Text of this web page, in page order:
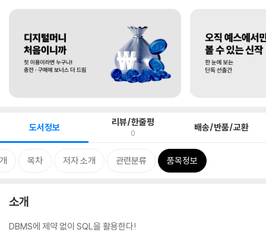
도서정보 리뷰/한줄평
0 배송/반품/교환
목차 저자 소개 관련분류 품목정보
소개
DBMS에 제약 없이 SQL을 활용한다!